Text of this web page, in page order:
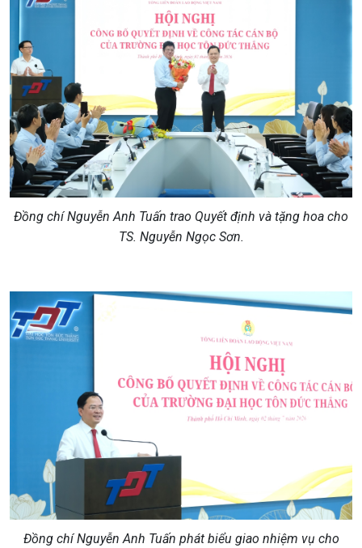
Đồng chí Nguyễn Anh Tuấn trao Quyết định và tặng hoa cho
TS. Nguyễn Ngọc Sơn.
Đồng chí Nguyễn Anh Tuấn phát biểu giao nhiệm vụ cho